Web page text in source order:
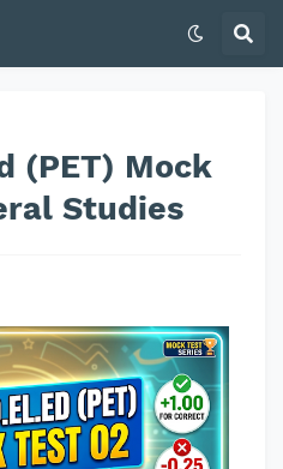
(PET) Mock
Studies